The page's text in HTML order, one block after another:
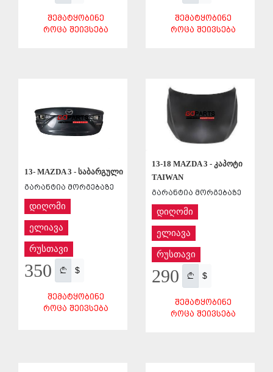
ᲨᲔᲛᲐᲢᲧᲝᲑᲘᲜᲔ
ᲠᲝᲪᲐ ᲨᲔᲘᲕᲡᲔᲑᲐ
ᲨᲔᲛᲐᲢᲧᲝᲑᲘᲜᲔ
ᲠᲝᲪᲐ ᲨᲔᲘᲕᲡᲔᲑᲐ
13- MAZDA 3 - საბარგული
გარანტია მორგებაზე
დიღომი
ელიავა
რუსთავი
350 $
ᲨᲔᲛᲐᲢᲧᲝᲑᲘᲜᲔ
ᲠᲝᲪᲐ ᲨᲔᲘᲕᲡᲔᲑᲐ
13-18 MAZDA 3 - კაპოტი
TAIWAN
გარანტია მორგებაზე
დიღომი
ელიავა
რუსთავი
290 $
ᲨᲔᲛᲐᲢᲧᲝᲑᲘᲜᲔ
ᲠᲝᲪᲐ ᲨᲔᲘᲕᲡᲔᲑᲐ